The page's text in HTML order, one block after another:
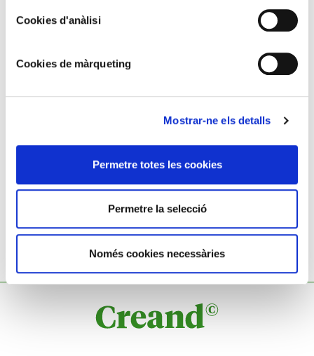
Cookies d'anàlisi
Cookies de màrqueting
Mostrar-ne els detalls
Permetre totes les cookies
Permetre la selecció
Només cookies necessàries